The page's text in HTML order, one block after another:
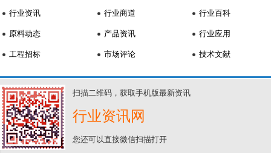
行业资讯
原料动态
工程招标
行业商道
产品资讯
市场评论
行业百科
行业应用
技术文献
扫描二维码，获取手机版最新资讯
行业资讯网
您还可以直接微信扫描打开